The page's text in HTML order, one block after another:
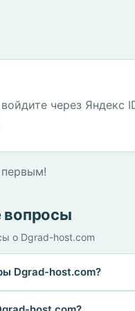
через Яндекс
первым!
вопросы
о Dgrad-host.com
Dgrad-host.com?